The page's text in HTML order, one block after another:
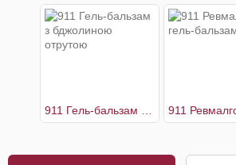
Протиспазматичні препарати